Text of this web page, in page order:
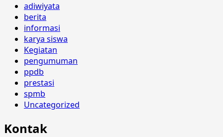
adiwiyata
berita
informasi
karya siswa
Kegiatan
pengumuman
ppdb
prestasi
spmb
Uncategorized
Kontak